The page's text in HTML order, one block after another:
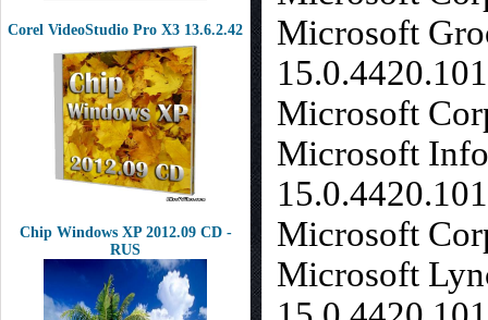
Corel VideoStudio Pro X3 13.6.2.42
Chip Windows XP 2012.09 CD -
RUS
Microsoft
Microsoft
Microsoft
Microsoft
Microsoft